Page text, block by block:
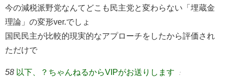
今の減税派野党なんてどこも民主党と変わらない「埋蔵金
理論」の変形ver.でしょ
国民民主が比較的現実的なアプローチをしたから評価され
ただけで
58 以下、？ちゃんねるからVIPがお送りします ：